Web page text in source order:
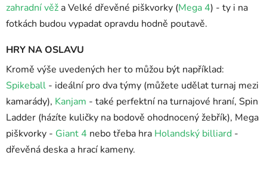
zahradní věž a Velké dřevěné piškvorky (Mega 4) - ty i na
fotkách budou vypadat opravdu hodně poutavě.
HRY NA OSLAVU
Kromě výše uvedených her to můžou být například:
Spikeball - ideální pro dva týmy (můžete udělat turnaj mezi
kamarády), Kanjam - také perfektní na turnajové hraní, Spin
Ladder (házíte kuličky na bodově ohodnocený žebřík), Mega
piškvorky - Giant 4 nebo třeba hra Holandský billiard -
dřevěná deska a hrací kameny.